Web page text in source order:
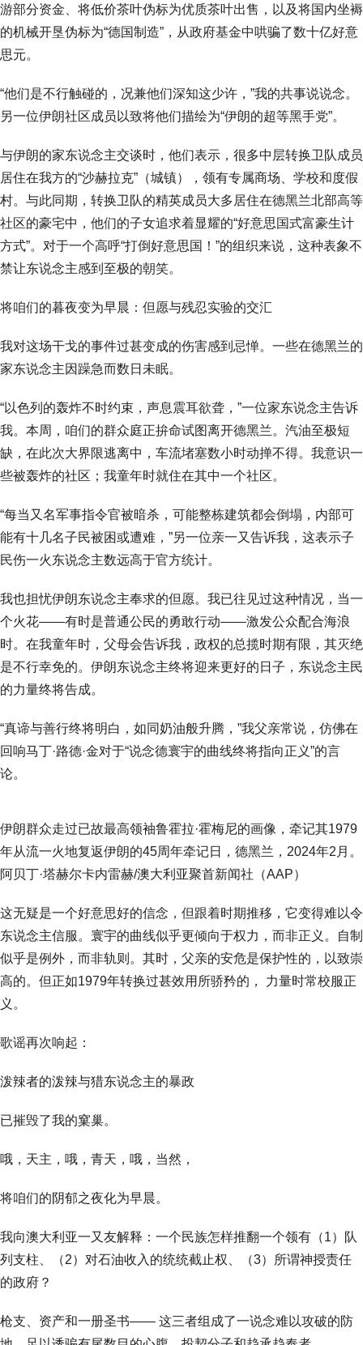
游部分资金、将低价茶叶伪标为优质茶叶出售，以及将国内坐褥
的机械开垦伪标为“德国制造”，从政府基金中哄骗了数十亿好意
思元。
“他们是不行触碰的，况兼他们深知这少许，”我的共事说说念。
另一位伊朗社区成员以致将他们描绘为“伊朗的超等黑手党”。
与伊朗的家东说念主交谈时，他们表示，很多中层转换卫队成员
居住在我方的“沙赫拉克”（城镇），领有专属商场、学校和度假
村。与此同期，转换卫队的精英成员大多居住在德黑兰北部高等
社区的豪宅中，他们的子女追求着显耀的“好意思国式富豪生计
方式”。对于一个高呼“打倒好意思国！”的组织来说，这种表象不
禁让东说念主感到至极的朝笑。
将咱们的暮夜变为早晨：但愿与残忍实验的交汇
我对这场干戈的事件过甚变成的伤害感到忌惮。一些在德黑兰的
家东说念主因躁急而数日未眠。
“以色列的轰炸不时约束，声息震耳欲聋，”一位家东说念主告诉
我。本周，咱们的群众庭正拚命试图离开德黑兰。汽油至极短
缺，在此次大界限逃离中，车流堵塞数小时动掸不得。我意识一
些被轰炸的社区；我童年时就住在其中一个社区。
“每当又名军事指令官被暗杀，可能整栋建筑都会倒塌，内部可
能有十几名子民被困或遭难，”另一位亲一又告诉我，这表示子
民伤一火东说念主数远高于官方统计。
我也担忧伊朗东说念主奉求的但愿。我已往见过这种情况，当一
个火花——有时是普通公民的勇敢行动——激发公众配合海浪
时。在我童年时，父母会告诉我，政权的总揽时期有限，其灭绝
是不行幸免的。伊朗东说念主终将迎来更好的日子，东说念主民
的力量终将告成。
“真谛与善行终将明白，如同奶油般升腾，”我父亲常说，仿佛在
回响马丁·路德·金对于“说念德寰宇的曲线终将指向正义”的言
论。
伊朗群众走过已故最高领袖鲁霍拉·霍梅尼的画像，牵记其1979
年从流一火地复返伊朗的45周年牵记日，德黑兰，2024年2月。
阿贝丁·塔赫尔卡内雷赫/澳大利亚聚首新闻社（AAP）
这无疑是一个好意思好的信念，但跟着时期推移，它变得难以令
东说念主信服。寰宇的曲线似乎更倾向于权力，而非正义。自制
似乎是例外，而非轨则。其时，父亲的安危是保护性的，以致崇
高的。但正如1979年转换过甚效用所骄矜的， 力量时常校服正
义。
歌谣再次响起：
泼辣者的泼辣与猎东说念主的暴政
已摧毁了我的窠巢。
哦，天主，哦，青天，哦，当然，
将咱们的阴郁之夜化为早晨。
我向澳大利亚一又友解释：一个民族怎样推翻一个领有（1）队
列支柱、（2）对石油收入的统统截止权、（3）所谓神授责任
的政府？
枪支、资产和一册圣书—— 这三者组成了一说念难以攻破的防